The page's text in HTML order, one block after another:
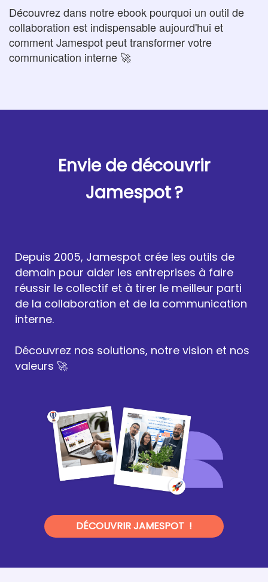
Découvrez dans notre ebook pourquoi un outil de
collaboration est indispensable aujourd'hui et
comment Jamespot peut transformer votre
communication interne 🚀
Envie de découvrir
Jamespot.?
Depuis 2005, Jamespot crée les outils de
demain pour aider les entreprises à faire
réussir le collectif et à tirer le meilleur parti
de la collaboration et de la communication
interne.
Découvrez nos solutions, notre vision et nos
valeurs 🚀
DÉCOUVRIR JAMESPOT !